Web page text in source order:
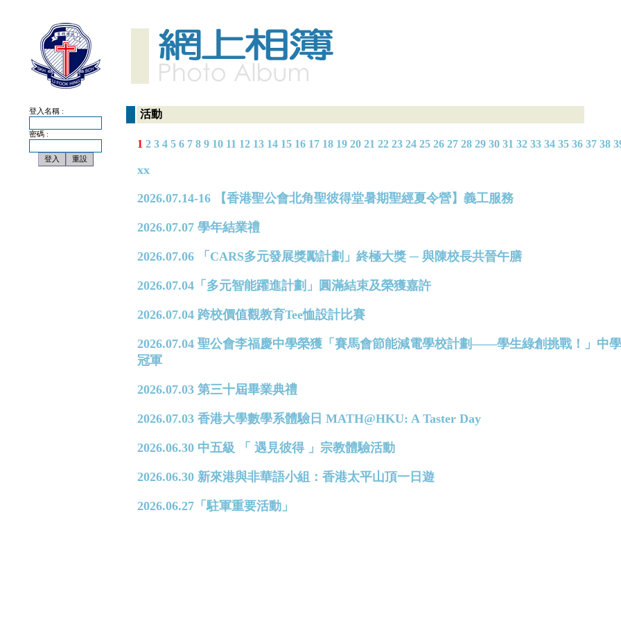
登入名稱 :
密碼 :
活動
1 2 3 4 5 6 7 8 9 10 11 12 13 14 15 16 17 18 19 20 21 22 23 24 25 26 27 28 29 30 31 32 33 34 35 36 37 38
xx
2026.07.14-16 【香港聖公會北角聖彼得堂暑期聖經夏令營】義工服務
2026.07.07 學年結業禮
2026.07.06 「CARS多元發展獎勵計劃」終極大獎 ─ 與陳校長共晉午膳
2026.07.04「多元智能躍進計劃」圓滿結束及榮獲嘉許
2026.07.04 跨校價值觀教育Tee恤設計比賽
2026.07.04 聖公會李福慶中學榮獲「賽馬會節能減電學校計劃——學生綠創挑戰！」中
冠軍
2026.07.03 第三十屆畢業典禮
2026.07.03 香港大學數學系體驗日 MATH@HKU: A Taster Day
2026.06.30 中五級 「 遇見彼得 」宗教體驗活動
2026.06.30 新來港與非華語小組：香港太平山頂一日遊
2026.06.27「駐軍重要活動」